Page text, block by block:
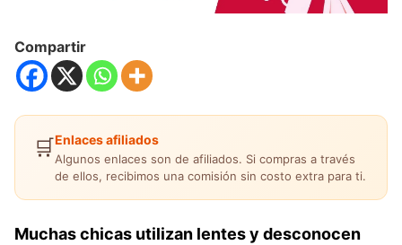
Compartir
🛒Enlaces afiliados
Algunos enlaces son de afiliados. Si compras a través
de ellos, recibimos una comisión sin costo extra para ti.
Muchas chicas utilizan lentes y desconocen